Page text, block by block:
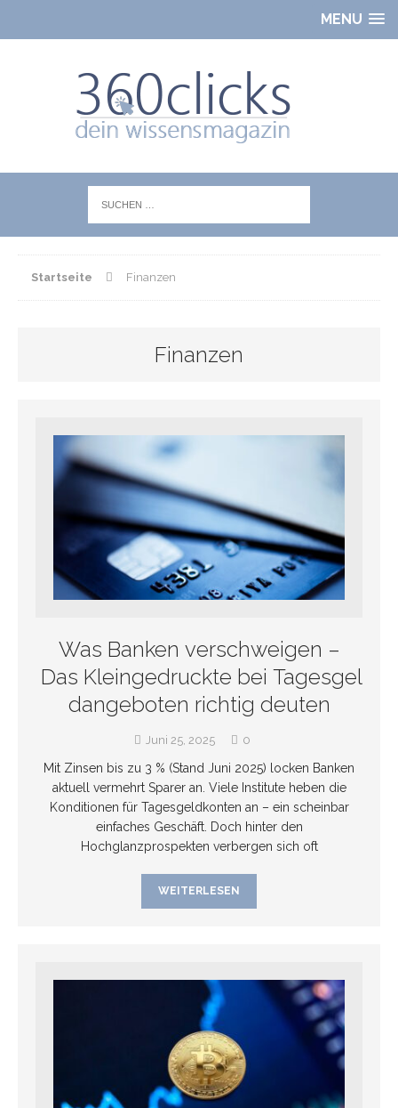
MENU
Startseite Finanzen
Finanzen
Was Banken verschweigen –
Das Kleingedruckte bei Tagesgel
dangeboten richtig deuten
Juni 25, 2025 0
Mit Zinsen bis zu 3 % (Stand Juni 2025) locken Banken
aktuell vermehrt Sparer an. Viele Institute heben die
Konditionen für Tagesgeldkonten an – ein scheinbar
einfaches Geschäft. Doch hinter den
Hochglanzprospekten verbergen sich oft
WEITERLESEN